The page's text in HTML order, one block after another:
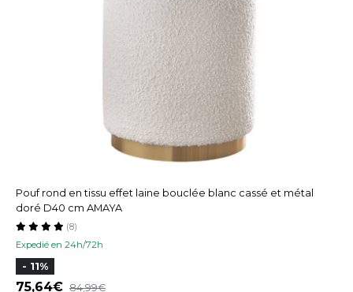
Pouf rond en tissu effet laine bouclée blanc cassé et métal
doré D40 cm AMAYA
Expedié en 24h/72h
(8)
- 11%
75,64 84,99